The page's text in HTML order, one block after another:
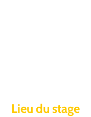
Lieu du stage